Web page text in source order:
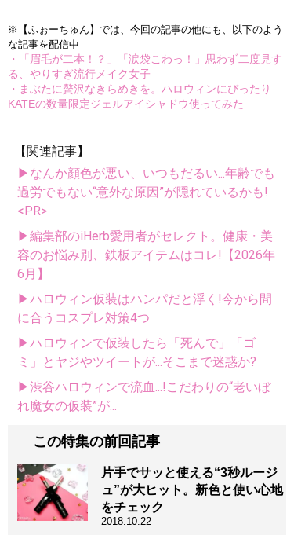
※【ふぉーちゅん】では、今回の記事の他にも、以下のよう
な記事を配信中
・「眉毛が二本！？」「涙袋こわっ！」思わず二度見す
る、やりすぎ流行メイク女子
・まぶたに贅沢なきらめきを。ハロウィンにぴったり
KATEの数量限定ジェルアイシャドウ使ってみた
【関連記事】
▶なんか顔色が悪い、いつもだるい...年齢でも
過労でもない“意外な原因”が隠れているかも!
<PR>
▶編集部のiHerb愛用者がセレクト。健康・美
容のお悩み別、鉄板アイテムはコレ!【2026年
6月】
▶ハロウィン仮装はハンパだと浮く!今から間
に合うコスプレ対策4つ
▶ハロウィンで仮装したら「死んで」「ゴ
ミ」とヤジやツイートが...そこまで迷惑か?
▶渋谷ハロウィンで流血...!こだわりの“老いぼ
れ魔女の仮装”が...
この特集の前回記事
片手でサッと使える“3秒ルージ
ュ”が大ヒット。新色と使い心地
をチェック
2018.10.22